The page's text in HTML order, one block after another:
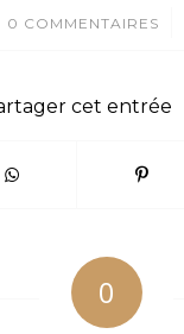
0 COMMENTAIRES
/
cet entrée
0